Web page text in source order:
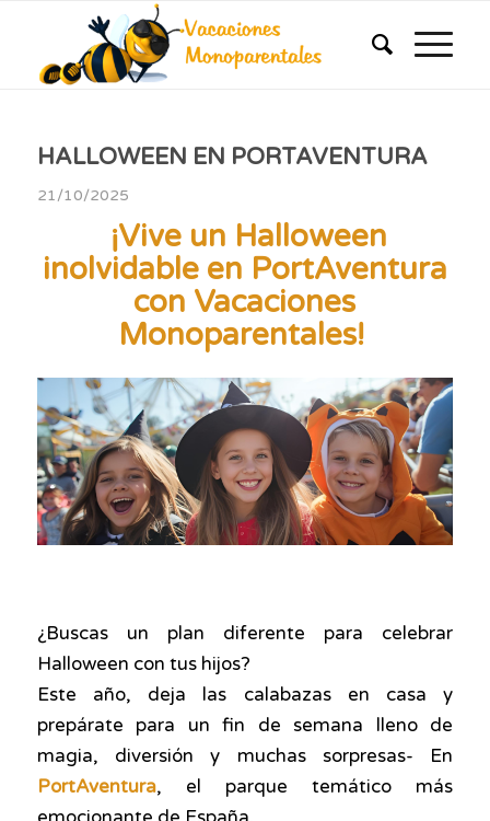
HALLOWEEN EN PORTAVENTURA
21/10/2025
¡Vive un Halloween
inolvidable en PortAventura
con Vacaciones
Monoparentales!
¿Buscas un plan diferente para celebrar
Halloween con tus hijos?
Este año, deja las calabazas en casa y
prepárate para un fin de semana lleno de
magia, diversión y muchas sorpresas- En
PortAventura, el parque temático más